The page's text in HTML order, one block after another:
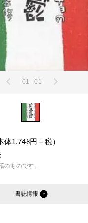
01 - 01
体1,748円＋税）
ものです。
書誌情報